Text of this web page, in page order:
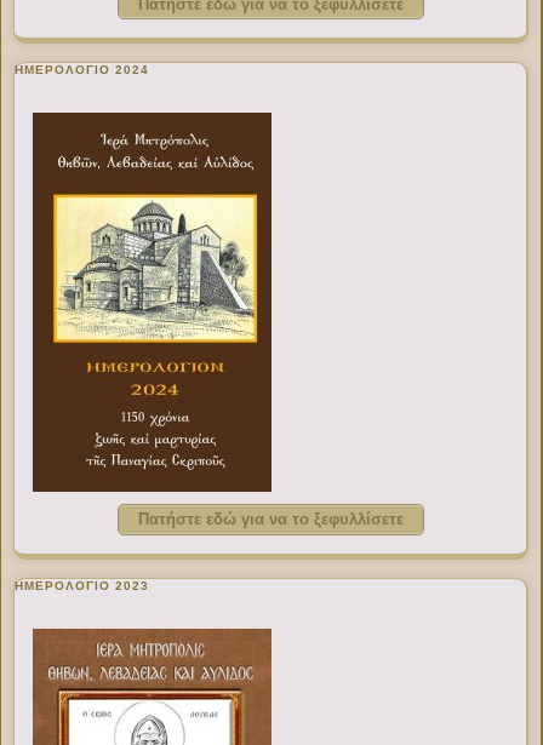
Πατήστε εδώ για να το ξεφυλλίσετε
ΗΜΕΡΟΛΟΓΙΟ 2024
Πατήστε εδώ για να το ξεφυλλίσετε
ΗΜΕΡΟΛΟΓΙΟ 2023